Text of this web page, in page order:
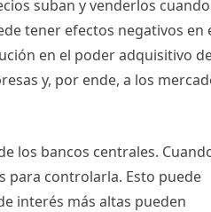
suban y venderlos
tener efectos negativos en
en el poder adquisitivo
y, por ende, a los
los bancos centrales.
para controlarla. Esto puede
interés más altas pueden